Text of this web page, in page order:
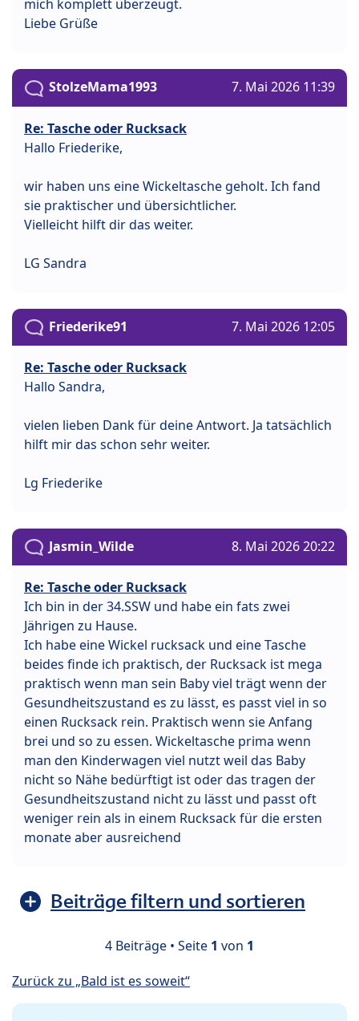
mich komplett überzeugt.
Liebe Grüße
StolzeMama1993 7. Mai 2026 11:39
Re: Tasche oder Rucksack
Hallo Friederike,
wir haben uns eine Wickeltasche geholt. Ich fand
sie praktischer und übersichtlicher.
Vielleicht hilft dir das weiter.
LG Sandra
Friederike91 7. Mai 2026 12:05
Re: Tasche oder Rucksack
Hallo Sandra,
vielen lieben Dank für deine Antwort. Ja tatsächlich
hilft mir das schon sehr weiter.
Lg Friederike
Jasmin_Wilde 8. Mai 2026 20:22
Re: Tasche oder Rucksack
Ich bin in der 34.SSW und habe ein fats zwei
Jährigen zu Hause.
Ich habe eine Wickel rucksack und eine Tasche
beides finde ich praktisch, der Rucksack ist mega
praktisch wenn man sein Baby viel trägt wenn der
Gesundheitszustand es zu lässt, es passt viel in so
einen Rucksack rein. Praktisch wenn sie Anfang
brei und so zu essen. Wickeltasche prima wenn
man den Kinderwagen viel nutzt weil das Baby
nicht so Nähe bedürftigt ist oder das tragen der
Gesundheitszustand nicht zu lässt und passt oft
weniger rein als in einem Rucksack für die ersten
monate aber ausreichend
Beiträge filtern und sortieren
4 Beiträge • Seite 1 von 1
Zurück zu „Bald ist es soweit“